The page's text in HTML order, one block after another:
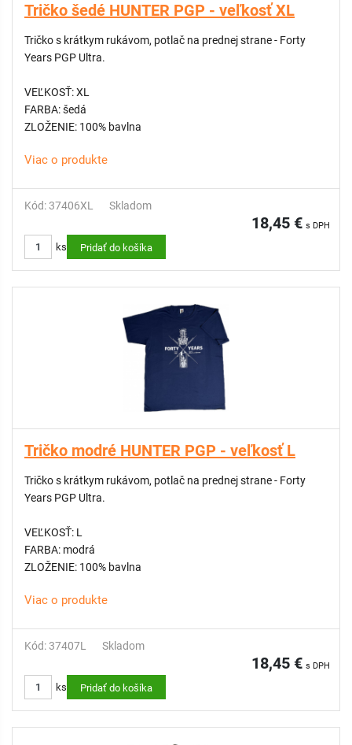
Tričko šedé HUNTER PGP - veľkosť XL
Tričko s krátkym rukávom, potlač na prednej strane - Forty
Years PGP Ultra.
VEĽKOSŤ: XL
FARBA: šedá
ZLOŽENIE: 100% bavlna
Viac o produkte
Kód: 37406XL Skladom
18,45 € s DPH
ks Pridať do košíka
Tričko modré HUNTER PGP - veľkosť L
Tričko s krátkym rukávom, potlač na prednej strane - Forty
Years PGP Ultra.
VEĽKOSŤ: L
FARBA: modrá
ZLOŽENIE: 100% bavlna
Viac o produkte
Kód: 37407L Skladom
18,45 € s DPH
ks Pridať do košíka